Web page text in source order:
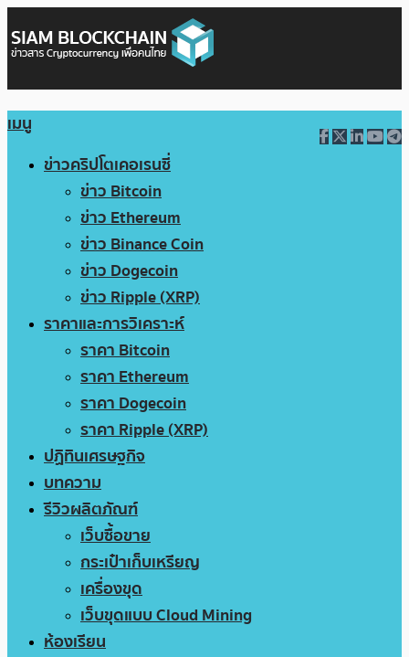
เมนู
ข่าวคริปโตเคอเรนซี่
ข่าว Bitcoin
ข่าว Ethereum
ข่าว Binance Coin
ข่าว Dogecoin
ข่าว Ripple (XRP)
ราคาและการวิเคราะห์
ราคา Bitcoin
ราคา Ethereum
ราคา Dogecoin
ราคา Ripple (XRP)
ปฏิทินเศรษฐกิจ
บทความ
รีวิวผลิตภัณฑ์
เว็บซื้อขาย
กระเป๋าเก็บเหรียญ
เครื่องขุด
เว็บขุดแบบ Cloud Mining
ห้องเรียน